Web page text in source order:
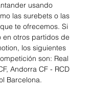
usando
las surebets o las
te ofrecemos. Si
en otros partidos de
los siguientes
son: Real
Andorra CF - RCD
Barcelona.